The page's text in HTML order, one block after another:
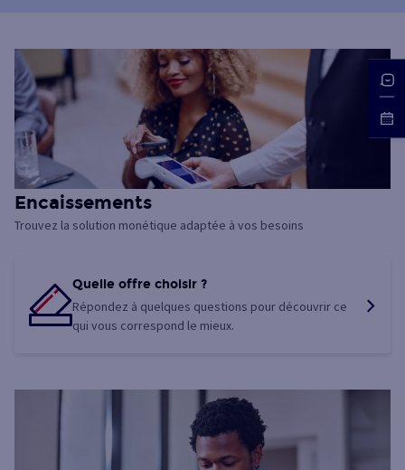
Encaissements
Trouvez la solution monétique adaptée à vos besoins
Quelle offre choisir ?
Répondez à quelques questions pour découvrir ce
qui vous correspond le mieux.